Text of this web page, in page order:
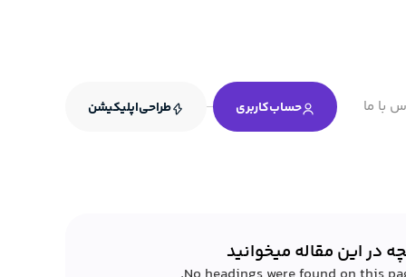
با ما حساب‌کاربری طراحی‌اپلیکیشن
در این مقاله میخوانید